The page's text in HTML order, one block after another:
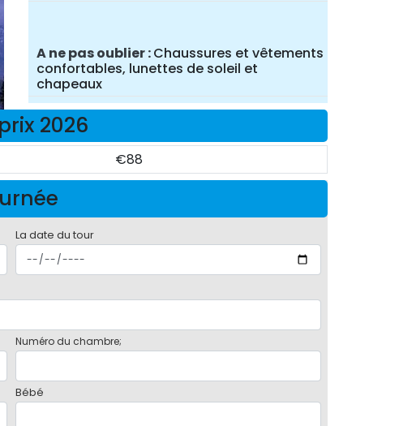
A ne pas oublier Chaussures et vêtements
confortables, lunettes de soleil et
chapeaux
2026
€88
La date du tour
Numéro du chambre;
Bébé